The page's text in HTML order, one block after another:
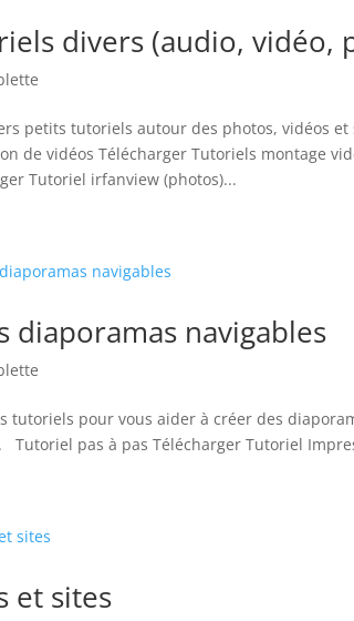
divers (audio, vidéo,
petits tutoriels autour des photos, vidéos
de vidéos Télécharger Tutoriels montage
Tutoriel irfanview (photos)...
diaporamas navigables
tutoriels pour vous aider à créer des
Tutoriel pas à pas Télécharger Tutoriel
et sites